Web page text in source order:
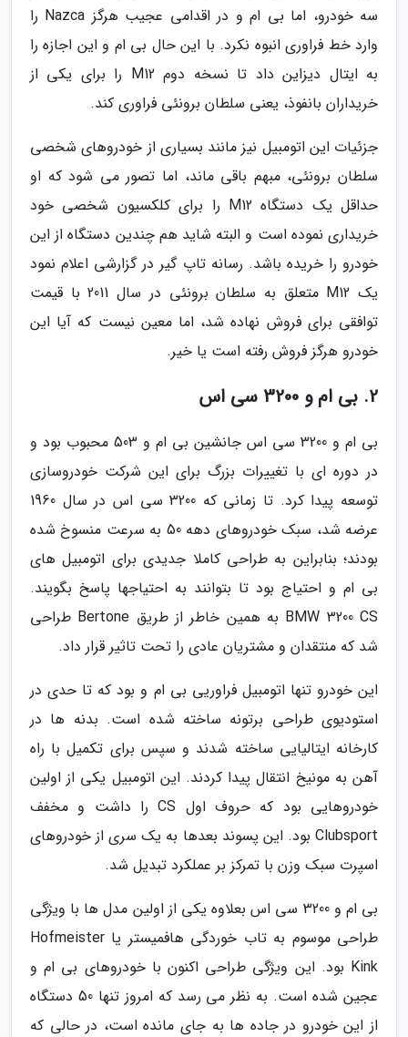
سه خودرو، اما بی ام و در اقدامی عجیب هرگز Nazca را
وارد خط فراوری انبوه نکرد. با این حال بی ام و این اجازه را
به ایتال دیزاین داد تا نسخه دوم M12 را برای یکی از
خریداران بانفوذ، یعنی سلطان برونئی فراوری کند.
جزئیات این اتومبیل نیز مانند بسیاری از خودروهای شخصی
سلطان برونئی، مبهم باقی ماند، اما تصور می شود که او
حداقل یک دستگاه M12 را برای کلکسیون شخصی خود
خریداری نموده است و البته شاید هم چندین دستگاه از این
خودرو را خریده باشد. رسانه تاپ گیر در گزارشی اعلام نمود
یک M12 متعلق به سلطان برونئی در سال 2011 با قیمت
توافقی برای فروش نهاده شد، اما معین نیست که آیا این
خودرو هرگز فروش رفته است یا خیر.
2. بی ام و 3200 سی اس
بی ام و 3200 سی اس جانشین بی ام و 503 محبوب بود و
در دوره ای با تغییرات بزرگ برای این شرکت خودروسازی
توسعه پیدا کرد. تا زمانی که 3200 سی اس در سال 1960
عرضه شد، سبک خودروهای دهه 50 به سرعت منسوخ شده
بودند؛ بنابراین به طراحی کاملا جدیدی برای اتومبیل های
بی ام و احتیاج بود تا بتوانند به احتیاجها پاسخ بگویند.
BMW 3200 CS به همین خاطر از طریق Bertone طراحی
شد که منتقدان و مشتریان عادی را تحت تاثیر قرار داد.
این خودرو تنها اتومبیل فراوریی بی ام و بود که تا حدی در
استودیوی طراحی برتونه ساخته شده است. بدنه ها در
کارخانه ایتالیایی ساخته شدند و سپس برای تکمیل با راه
آهن به مونیخ انتقال پیدا کردند. این اتومبیل یکی از اولین
خودروهایی بود که حروف اول CS را داشت و مخفف
Clubsport بود. این پسوند بعدها به یک سری از خودروهای
اسپرت سبک وزن با تمرکز بر عملکرد تبدیل شد.
بی ام و 3200 سی اس بعلاوه یکی از اولین مدل ها با ویژگی
طراحی موسوم به تاب خوردگی هافمیستر یا Hofmeister
Kink بود. این ویژگی طراحی اکنون با خودروهای بی ام و
عجین شده است. به نظر می رسد که امروز تنها 50 دستگاه
از این خودرو در جاده ها به جای مانده است، در حالی که